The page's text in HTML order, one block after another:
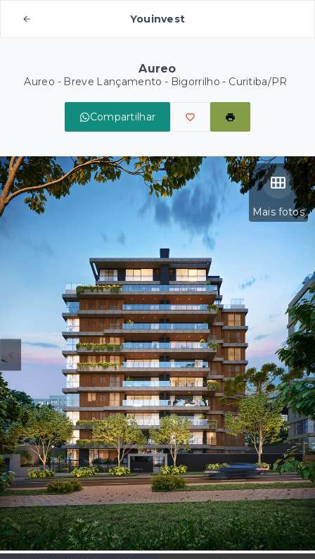
Youinvest
Aureo
Aureo - Breve Lançamento - Bigorrilho - Curitiba/PR
Compartilhar
Mais fotos